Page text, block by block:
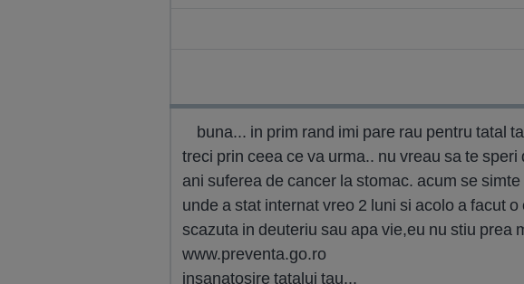
buna... in prim rand imi pare rau pentru tatal
treci prin ceea ce va urma.. nu vreau sa te
ani suferea de cancer la stomac. acum se
unde a stat internat vreo 2 luni si acolo a facut
scazuta in deuteriu sau apa vie,eu nu stiu prea
www.preventa.go.ro
insanatosire tatalui tau...